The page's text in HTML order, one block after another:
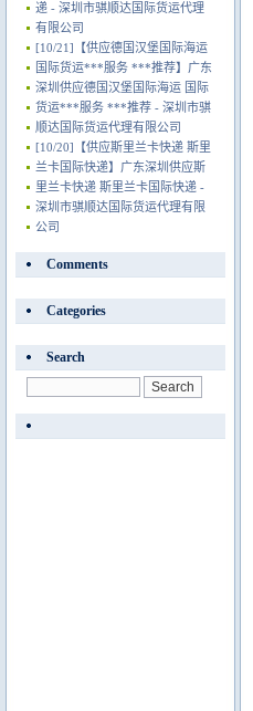
递 - 深圳市骐顺达国际货运代理
有限公司
[10/21] 【供应德国汉堡国际海运
国际货运***服务 ***推荐】广东
深圳供应德国汉堡国际海运 国际
货运***服务 ***推荐 - 深圳市骐
顺达国际货运代理有限公司
[10/20] 【供应斯里兰卡快递 斯里
兰卡国际快递】广东深圳供应斯
里兰卡快递 斯里兰卡国际快递 -
深圳市骐顺达国际货运代理有限
公司
Comments
Categories
Search